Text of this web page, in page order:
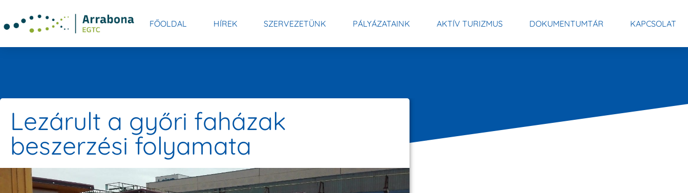
FŐOLDAL HÍREK SZERVEZETÜNK PÁLYÁZATAINK AKTÍV TURIZMUS DOKUMENTUMTÁR KAPCSOLAT
Lezárult a győri faházak
beszerzési folyamata